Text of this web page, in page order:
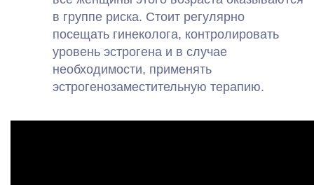
в группе риска. Стоит регулярно
посещать гинеколога, контролировать
уровень эстрогена и в случае
необходимости, применять
эстрогенозаместительную терапию.